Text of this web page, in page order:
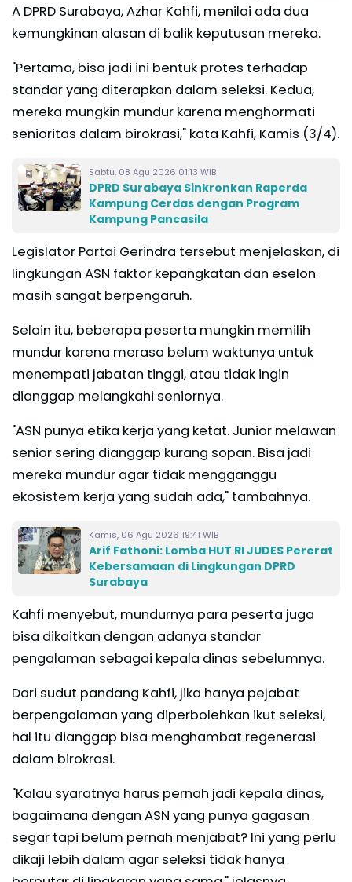
A DPRD Surabaya, Azhar Kahfi, menilai ada dua
kemungkinan alasan di balik keputusan mereka.
"Pertama, bisa jadi ini bentuk protes terhadap
standar yang diterapkan dalam seleksi. Kedua,
mereka mungkin mundur karena menghormati
senioritas dalam birokrasi," kata Kahfi, Kamis (3/4).
Sabtu, 08 Agu 2026 01:13 WIB
DPRD Surabaya Sinkronkan Raperda
Kampung Cerdas dengan Program
Kampung Pancasila
Legislator Partai Gerindra tersebut menjelaskan, di
lingkungan ASN faktor kepangkatan dan eselon
masih sangat berpengaruh.
Selain itu, beberapa peserta mungkin memilih
mundur karena merasa belum waktunya untuk
menempati jabatan tinggi, atau tidak ingin
dianggap melangkahi seniornya.
"ASN punya etika kerja yang ketat. Junior melawan
senior sering dianggap kurang sopan. Bisa jadi
mereka mundur agar tidak mengganggu
ekosistem kerja yang sudah ada," tambahnya.
Kamis, 06 Agu 2026 19:41 WIB
Arif Fathoni: Lomba HUT RI JUDES Pererat
Kebersamaan di Lingkungan DPRD
Surabaya
Kahfi menyebut, mundurnya para peserta juga
bisa dikaitkan dengan adanya standar
pengalaman sebagai kepala dinas sebelumnya.
Dari sudut pandang Kahfi, jika hanya pejabat
berpengalaman yang diperbolehkan ikut seleksi,
hal itu dianggap bisa menghambat regenerasi
dalam birokrasi.
"Kalau syaratnya harus pernah jadi kepala dinas,
bagaimana dengan ASN yang punya gagasan
segar tapi belum pernah menjabat? Ini yang perlu
dikaji lebih dalam agar seleksi tidak hanya